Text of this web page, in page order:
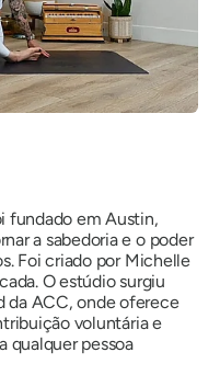
fundado em Austin,
a sabedoria e o poder
Foi criado por Michelle
O estúdio surgiu
da ACC, onde oferece
voluntária e
qualquer pessoa